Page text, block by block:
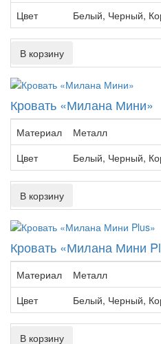
Цвет
Белый, Черный,
В корзину
Кровать «Милана Мини»
Материал
Металл
Цвет
Белый, Черный,
В корзину
Кровать «Милана Мини
Материал
Металл
Цвет
Белый, Черный,
В корзину